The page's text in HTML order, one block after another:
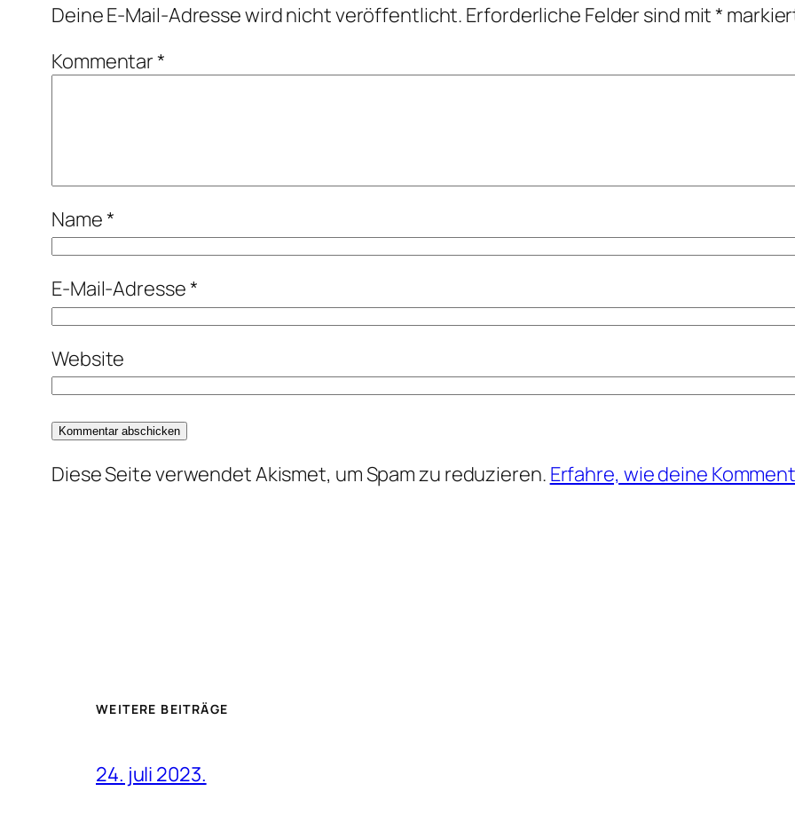
Deine E-Mail-Adresse wird nicht veröffentlicht. Erforderliche Felder sind mit*
Kommentar*
Name*
E-Mail-Adresse*
Website
Diese Seite verwendet Akismet, um Spam zu reduzieren. Erfahre, wie deine
WEITERE BEITRÄGE
24. juli 2023.